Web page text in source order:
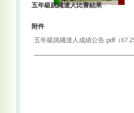
五年級跳繩達人比賽結果
附件
五年級跳繩達人成績公告.pdf （